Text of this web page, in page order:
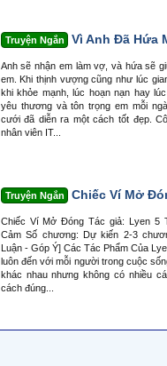
Truyện Ngắn Vì Anh Đã Hứa
Anh sẽ nhận em làm vợ, và hứa sẽ
em. Khi thịnh vượng cũng như lúc
khi khỏe mạnh, lúc hoạn nạn hay
yêu thương và tôn trọng em mỗi
cưới đã diễn ra một cách tốt đẹp.
nhân viên IT...
Truyện Ngắn Chiếc Ví Mở
Chiếc Ví Mở Đóng Tác giả: Lyen 5
Cảm Số chương: Dự kiến 2-3
Luận - Góp Ý] Các Tác Phẩm Của
luôn đến với mỗi người trong cuộc
khác nhau nhưng không có nhiều
cách đúng...